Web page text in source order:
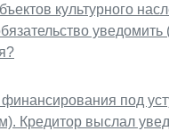
культурного
уведомить
под
Кредитор выслал